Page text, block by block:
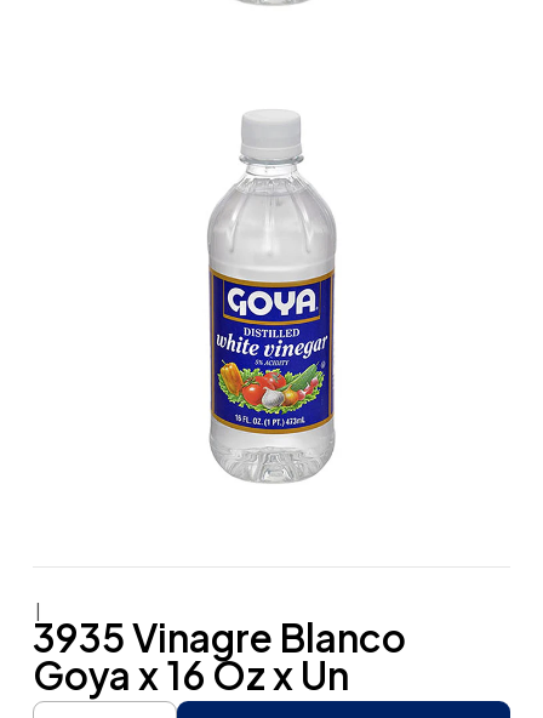
|
3935 Vinagre Blanco
Goya x 16 Oz x Un